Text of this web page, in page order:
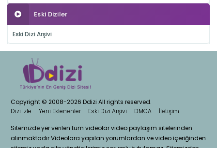
Eski Diziler
Eski Dizi Arşivi
Copyright © 2008-2026 Ddizi All rights reserved.
Dizi izle
Yeni Eklenenler Eski Dizi Arşivi DMCA İletişim
Sitemizde yer verilen tüm videolar video paylaşım sitelerinden
alınmaktadır.Videolara yapılan yorumlardan ve video içeriğinden